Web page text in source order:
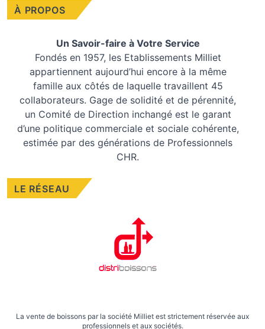
À PROPOS
Un Savoir-faire à Votre Service
Fondés en 1957, les Etablissements Milliet
appartiennent aujourd’hui encore à la même
famille aux côtés de laquelle travaillent 45
collaborateurs. Gage de solidité et de pérennité,
un Comité de Direction inchangé est le garant
d’une politique commerciale et sociale cohérente,
estimée par des générations de Professionnels
CHR.
LE RÉSEAU
La vente de boissons par la société Milliet est strictement réservée aux
professionnels et aux sociétés.